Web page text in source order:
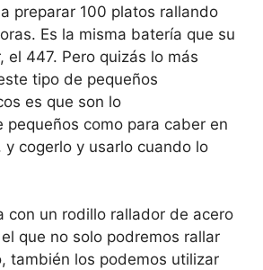
preparar 100 platos rallando
Es la misma batería que su
el 447. Pero quizás lo más
tipo de pequeños
es que son lo
pequeños como para caber en
y cogerlo y usarlo cuando lo
con un rodillo rallador de acero
que no solo podremos rallar
también los podemos utilizar